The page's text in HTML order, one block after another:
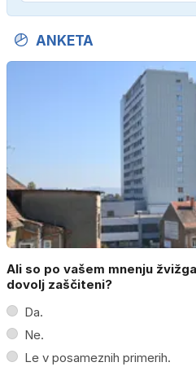
ANKETA
Ali so po vašem mnenju
dovolj zaščiteni?
Da.
Ne.
Le v posameznih primerih.